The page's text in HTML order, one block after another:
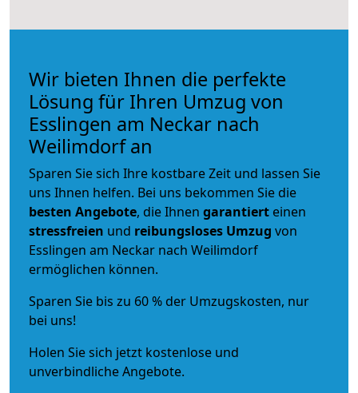
Wir bieten Ihnen die perfekte
Lösung für Ihren Umzug von
Esslingen am Neckar nach
Weilimdorf an
Sparen Sie sich Ihre kostbare Zeit und lassen Sie
uns Ihnen helfen. Bei uns bekommen Sie die
besten Angebote, die Ihnen garantiert einen
stressfreien und reibungsloses Umzug von
Esslingen am Neckar nach Weilimdorf
ermöglichen können.
Sparen Sie bis zu 60 % der Umzugskosten, nur
bei uns!
Holen Sie sich jetzt kostenlose und
unverbindliche Angebote.